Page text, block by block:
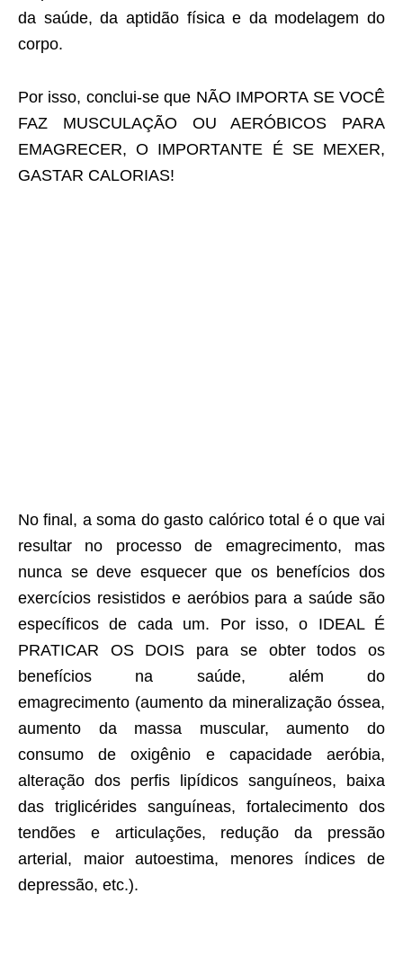
da saúde, da aptidão física e da modelagem do
corpo.
Por isso, conclui-se que NÃO IMPORTA SE VOCÊ
FAZ MUSCULAÇÃO OU AERÓBICOS PARA
EMAGRECER, O IMPORTANTE É SE MEXER,
GASTAR CALORIAS!
No final, a soma do gasto calórico total é o que vai
resultar no processo de emagrecimento, mas
nunca se deve esquecer que os benefícios dos
exercícios resistidos e aeróbios para a saúde são
específicos de cada um. Por isso, o IDEAL É
PRATICAR OS DOIS para se obter todos os
benefícios na saúde, além do
emagrecimento (aumento da mineralização óssea,
aumento da massa muscular, aumento do
consumo de oxigênio e capacidade aeróbia,
alteração dos perfis lipídicos sanguíneos, baixa
das triglicérides sanguíneas, fortalecimento dos
tendões e articulações, redução da pressão
arterial, maior autoestima, menores índices de
depressão, etc.).